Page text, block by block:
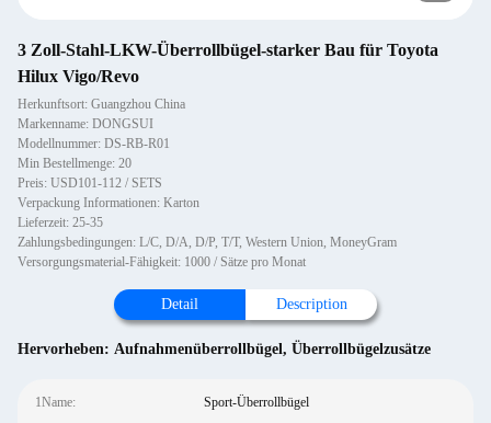
3 Zoll-Stahl-LKW-Überrollbügel-starker Bau für Toyota
Hilux Vigo/Revo
Herkunftsort: Guangzhou China
Markenname: DONGSUI
Modellnummer: DS-RB-R01
Min Bestellmenge: 20
Preis: USD101-112 / SETS
Verpackung Informationen: Karton
Lieferzeit: 25-35
Zahlungsbedingungen: L/C, D/A, D/P, T/T, Western Union, MoneyGram
Versorgungsmaterial-Fähigkeit: 1000 / Sätze pro Monat
Detail Description
Hervorheben: Aufnahmenüberrollbügel, Überrollbügelzusätze
1Name: Sport-Überrollbügel